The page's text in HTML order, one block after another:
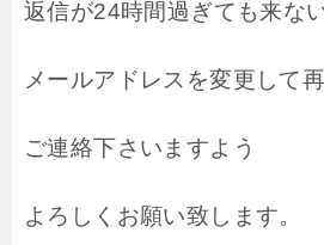
返信が24時間過ぎても来な
メールアドレスを変更して
ご連絡下さいますよう
よろしくお願い致します。